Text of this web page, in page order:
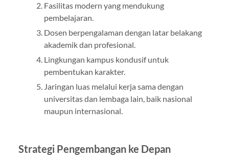
Fasilitas modern yang mendukung
pembelajaran.
Dosen berpengalaman dengan latar belakang
akademik dan profesional.
Lingkungan kampus kondusif untuk
pembentukan karakter.
Jaringan luas melalui kerja sama dengan
universitas dan lembaga lain, baik nasional
maupun internasional.
Strategi Pengembangan ke Depan